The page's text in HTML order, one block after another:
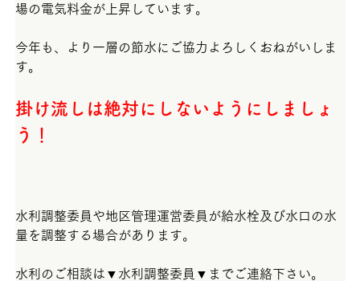
場の電気料金が上昇しています。
今年も、より一層の節水にご協力よろしくおねがいしま
す。
掛け流しは絶対にしないようにしましょ
う！
水利調整委員や地区管理運営委員が給水栓及び水口の水
量を調整する場合があります。
水利のご相談は▼水利調整委員▼までご連絡下さい。